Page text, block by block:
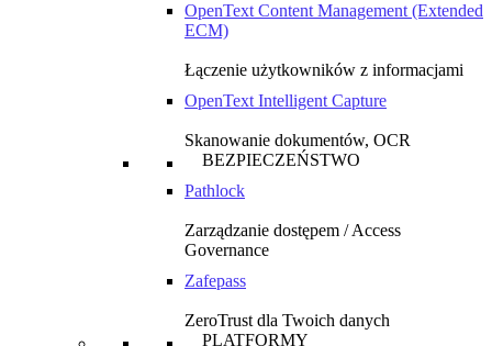
OpenText Content Management (Extended
ECM)
Łączenie użytkowników z informacjami
OpenText Intelligent Capture
Skanowanie dokumentów, OCR
BEZPIECZEŃSTWO
Pathlock
Zarządzanie dostępem / Access
Governance
Zafepass
ZeroTrust dla Twoich danych
PLATFORMY